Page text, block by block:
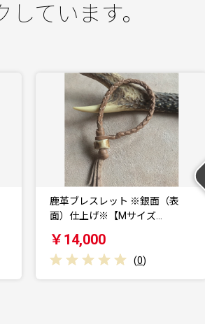
ています。
本革 一枚革ベルト 4mm厚 幅
40mm【ブラック…
￥45,000